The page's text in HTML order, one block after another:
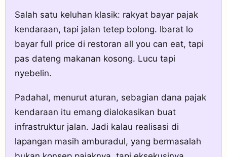
Salah satu keluhan klasik: rakyat bayar pajak
kendaraan, tapi jalan tetep bolong. Ibarat lo
bayar full price di restoran all you can eat, tapi
pas dateng makanan kosong. Lucu tapi
nyebelin.
Padahal, menurut aturan, sebagian dana pajak
kendaraan itu emang dialokasikan buat
infrastruktur jalan. Jadi kalau realisasi di
lapangan masih amburadul, yang bermasalah